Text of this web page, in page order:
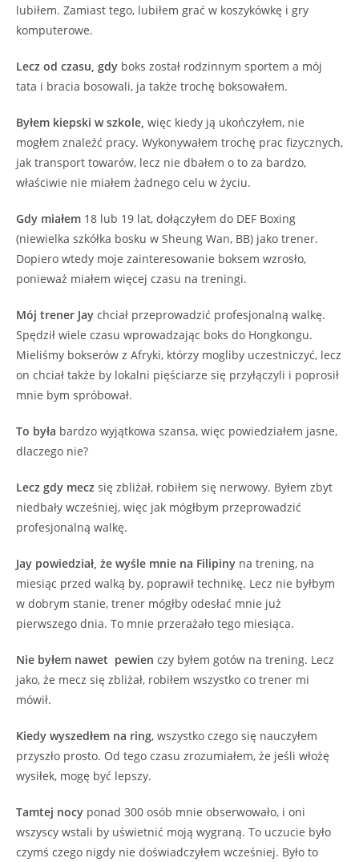
lubiłem. Zamiast tego, lubiłem grać w koszykówkę i gry
komputerowe.
Lecz od czasu, gdy boks został rodzinnym sportem a mój
tata i bracia bosowali, ja także trochę boksowałem.
Byłem kiepski w szkole, więc kiedy ją ukończyłem, nie
mogłem znaleźć pracy. Wykonywałem trochę prac fizycznych,
jak transport towarów, lecz nie dbałem o to za bardzo,
właściwie nie miałem żadnego celu w życiu.
Gdy miałem 18 lub 19 lat, dołączyłem do DEF Boxing
(niewielka szkółka bosku w Sheung Wan, BB) jako trener.
Dopiero wtedy moje zainteresowanie boksem wzrosło,
ponieważ miałem więcej czasu na treningi.
Mój trener Jay chciał przeprowadzić profesjonalną walkę.
Spędził wiele czasu wprowadzając boks do Hongkongu.
Mieliśmy bokserów z Afryki, którzy mogliby uczestniczyć, lecz
on chciał także by lokalni pięściarze się przyłączyli i poprosił
mnie bym spróbował.
To była bardzo wyjątkowa szansa, więc powiedziałem jasne,
dlaczego nie?
Lecz gdy mecz się zbliżał, robiłem się nerwowy. Byłem zbyt
niedbały wcześniej, więc jak mógłbym przeprowadzić
profesjonalną walkę.
Jay powiedział, że wyśle mnie na Filipiny na trening, na
miesiąc przed walką by, poprawił technikę. Lecz nie byłbym
w dobrym stanie, trener mógłby odesłać mnie już
pierwszego dnia. To mnie przerażało tego miesiąca.
Nie byłem nawet pewien czy byłem gotów na trening. Lecz
jako, że mecz się zbliżał, robiłem wszystko co trener mi
mówił.
Kiedy wyszedłem na ring, wszystko czego się nauczyłem
przyszło prosto. Od tego czasu zrozumiałem, że jeśli włożę
wysiłek, mogę być lepszy.
Tamtej nocy ponad 300 osób mnie obserwowało, i oni
wszyscy wstali by uświetnić moją wygraną. To uczucie było
czymś czego nigdy nie doświadczyłem wcześniej. Było to